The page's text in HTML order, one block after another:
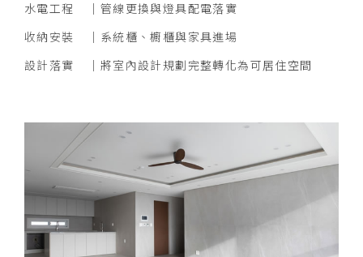
水電工程
管線更換與燈具配電落實
收納安裝
系統櫃、櫥櫃與家具進場
設計落實
將室內設計規劃完整轉化為可居住空間